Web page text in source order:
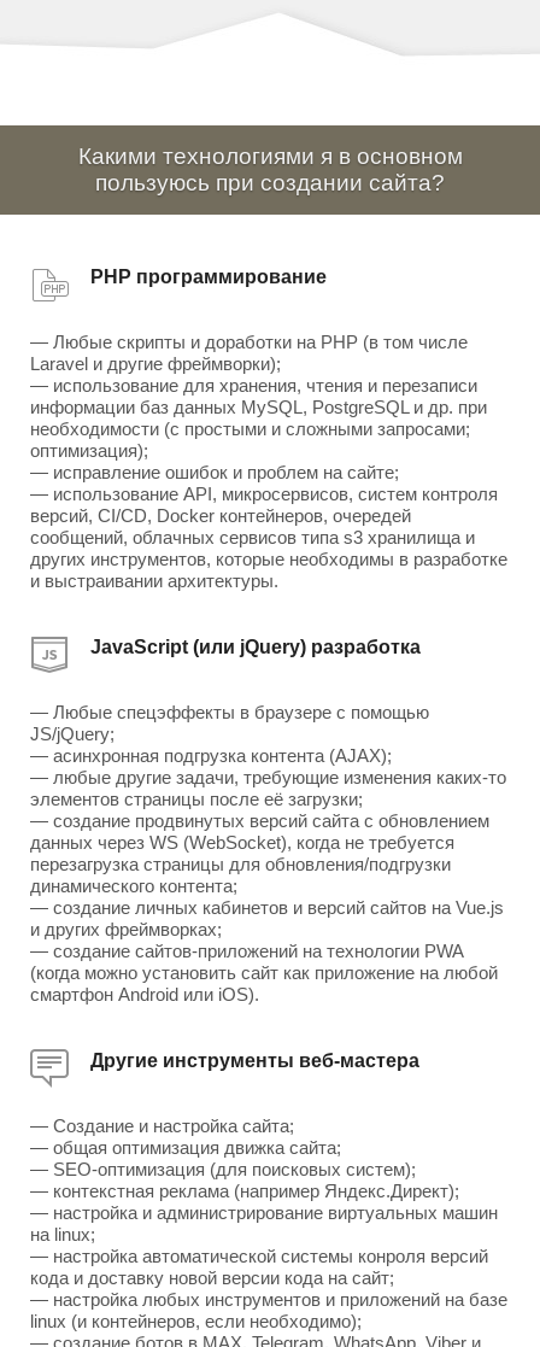
Какими технологиями я в основном
пользуюсь при создании сайта?
PHP программирование
— Любые скрипты и доработки на PHP (в том числе
Laravel и другие фреймворки);
— использование для хранения, чтения и перезаписи
информации баз данных MySQL, PostgreSQL и др. при
необходимости (с простыми и сложными запросами;
оптимизация);
— исправление ошибок и проблем на сайте;
— использование API, микросервисов, систем контроля
версий, CI/CD, Docker контейнеров, очередей
сообщений, облачных сервисов типа s3 хранилища и
других инструментов, которые необходимы в разработке
и выстраивании архитектуры.
JavaScript (или jQuery) разработка
— Любые спецэффекты в браузере с помощью
JS/jQuery;
— асинхронная подгрузка контента (AJAX);
— любые другие задачи, требующие изменения каких-то
элементов страницы после её загрузки;
— создание продвинутых версий сайта с обновлением
данных через WS (WebSocket), когда не требуется
перезагрузка страницы для обновления/подгрузки
динамического контента;
— создание личных кабинетов и версий сайтов на Vue.js
и других фреймворках;
— создание сайтов-приложений на технологии PWA
(когда можно установить сайт как приложение на любой
смартфон Android или iOS).
Другие инструменты веб-мастера
— Создание и настройка сайта;
— общая оптимизация движка сайта;
— SEO-оптимизация (для поисковых систем);
— контекстная реклама (например Яндекс.Директ);
— настройка и администрирование виртуальных машин
на linux;
— настройка автоматической системы конроля версий
кода и доставку новой версии кода на сайт;
— настройка любых инструментов и приложений на базе
linux (и контейнеров, если необходимо);
— создание ботов в MAX, Telegram, WhatsApp, Viber и